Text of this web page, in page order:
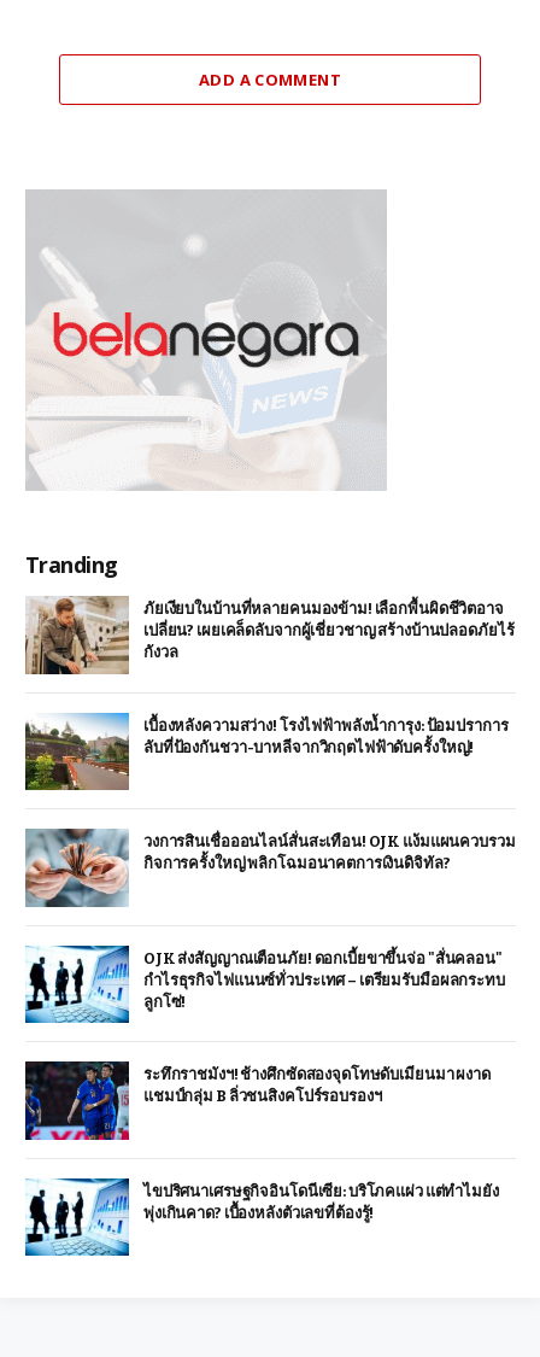
ADD A COMMENT
Tranding
ภัยเงียบในบ้านที่หลายคนมองข้าม! เลือกพื้นผิดชีวิตอาจ
เปลี่ยน? เผยเคล็ดลับจากผู้เชี่ยวชาญ สร้างบ้านปลอดภัยไร้
กังวล
เบื้องหลังความสว่าง! โรงไฟฟ้าพลังน้ำการุง: ป้อมปราการ
ลับที่ป้องกันชวา-บาหลีจากวิกฤตไฟฟ้าดับครั้งใหญ่!
วงการสินเชื่อออนไลน์สั่นสะเทือน! OJK แง้มแผนควบรวม
กิจการครั้งใหญ่ พลิกโฉมอนาคตการเงินดิจิทัล?
OJK ส่งสัญญาณเตือนภัย! ดอกเบี้ยขาขึ้นจ่อ "สั่นคลอน"
กำไรธุรกิจไฟแนนซ์ทั่วประเทศ – เตรียมรับมือผลกระทบ
ลูกโซ่!
ระทึกราชมังฯ! ช้างศึกซัดสองจุดโทษดับเมียนมา ผงาด
แชมป์กลุ่ม B ลิ่วชนสิงคโปร์รอบรองฯ
ไขปริศนาเศรษฐกิจอินโดนีเซีย: บริโภคแผ่ว แต่ทำไมยัง
พุ่งเกินคาด? เบื้องหลังตัวเลขที่ต้องรู้!